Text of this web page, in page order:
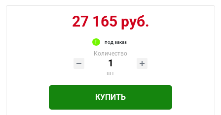
27 165 руб.
под заказ
Количество
шт
КУПИТЬ